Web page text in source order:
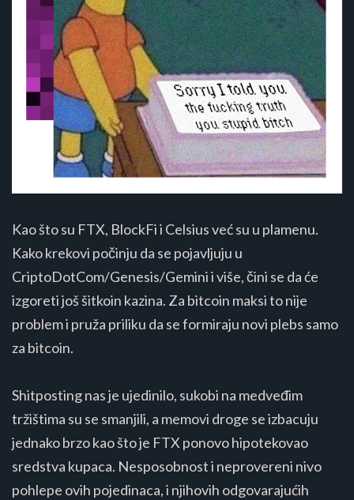
Kao što su FTX, BlockFi i Celsius već su u plamenu.
Kako krekovi počinju da se pojavljuju u
CriptoDotCom/Genesis/Gemini i više, čini se da će
izgoreti još šitkoin kazina. Za bitcoin maksi to nije
problem i pruža priliku da se formiraju novi plebs samo
za bitcoin.
Shitposting nas je ujedinilo, sukobi na medveđim
tržištima su se smanjili, a memovi droge se izbacuju
jednako brzo kao što je FTX ponovo hipotekovao
sredstva kupaca. Nesposobnost i neprovereni nivo
pohlepe ovih pojedinaca, i njihovih odgovarajućih